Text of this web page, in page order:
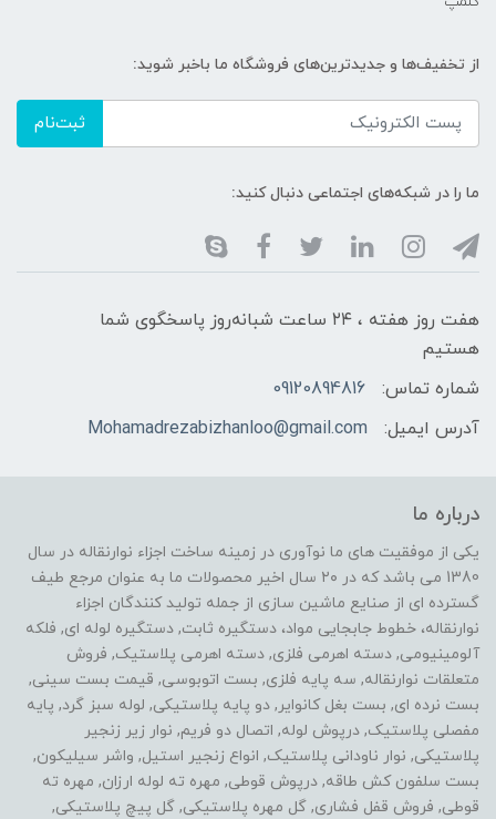
از تخفیف‌ها و جدیدترین‌های فروشگاه ما باخبر شوید:
ثبت‌نام
ما را در شبکه‌های اجتماعی دنبال کنید:
هفت روز هفته ، ۲۴ ساعت شبانه‌روز پاسخگوی شما
هستیم
شماره تماس:
09120894816
آدرس ایمیل:
Mohamadrezabizhanloo@gmail.com
درباره ما
یکی از موفقیت های ما نوآوری در زمینه ساخت اجزاء نوارنقاله در سال
1380 می باشد که در ۲۰ سال اخیر محصولات ما به عنوان مرجع طیف
گسترده ای از صنایع ماشین سازی از جمله تولید کنندگان اجزاء
نوارنقاله، خطوط جابجایی مواد، دستگیره ثابت, دستگیره لوله ای, فلکه
آلومینیومی, دسته اهرمی فلزی, دسته اهرمی پلاستیک, فروش
متعلقات نوارنقاله, سه پایه فلزی, بست اتوبوسی, قیمت بست سینی,
بست نرده ای, بست بغل کانوایر, دو پایه پلاستیکی, لوله سبز گرد, پایه
مفصلی پلاستیک, درپوش لوله, اتصال دو فریم, نوار زیر زنجیر
پلاستیکی, نوار ناودانی پلاستیک, انواع زنجیر استیل, واشر سیلیکون,
بست سلفون کش طاقه, درپوش قوطی, مهره ته لوله ارزان, مهره ته
قوطی, فروش قفل فشاری, گل مهره پلاستیکی, گل پیچ پلاستیکی,